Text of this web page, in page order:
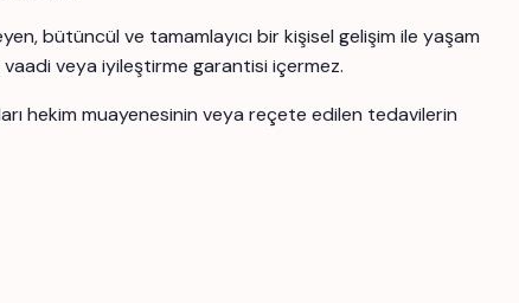
bütüncül ve tamamlayıcı bir kişisel gelişim ile yaşam
vaadi veya iyileştirme garantisi içermez.
hekim muayenesinin veya reçete edilen tedavilerin